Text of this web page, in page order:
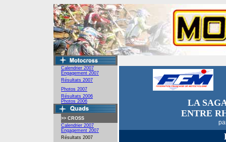
Calendrier 2007
Engagement 2007
Résultats 2007
Photos 2007
Résultats 2006
Photos 2006
>> CROSS
Calendrier 2007
Engagement 2007
Résultats 2007
LA
ENTRE